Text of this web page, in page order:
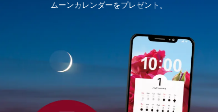
ムーンカレンダーをプレゼント。